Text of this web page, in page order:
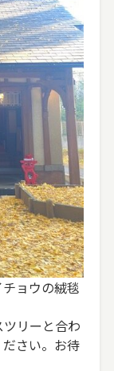
ョウの絨毯
リーと合わ
さい。お待